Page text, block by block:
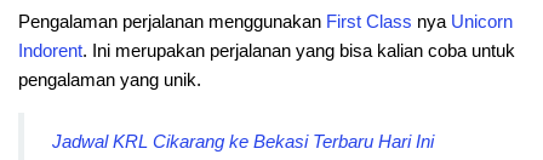
Pengalaman perjalanan menggunakan First Class nya Unicorn
Indorent. Ini merupakan perjalanan yang bisa kalian coba untuk
pengalaman yang unik.
Jadwal KRL Cikarang ke Bekasi Terbaru Hari Ini